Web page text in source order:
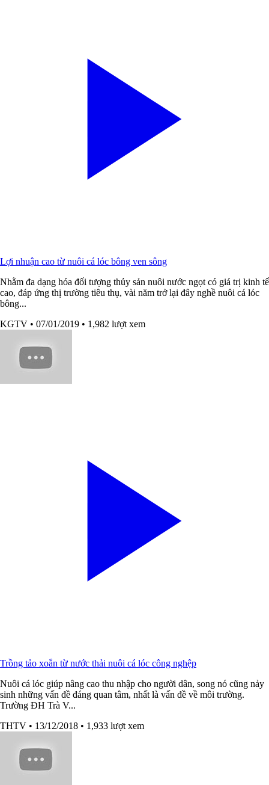
Lợi nhuận cao từ nuôi cá lóc bông ven sông
Nhằm đa dạng hóa đối tượng thủy sản nuôi nước ngọt có giá trị kinh tế
cao, đáp ứng thị trường tiêu thụ, vài năm trở lại đây nghề nuôi cá lóc
bông...
KGTV • 07/01/2019 • 1,982 lượt xem
Trồng tảo xoắn từ nước thải nuôi cá lóc công nghệp
Nuôi cá lóc giúp nâng cao thu nhập cho người dân, song nó cũng nảy
sinh những vấn đề đáng quan tâm, nhất là vấn đề về môi trường.
Trường ĐH Trà V...
THTV • 13/12/2018 • 1,933 lượt xem